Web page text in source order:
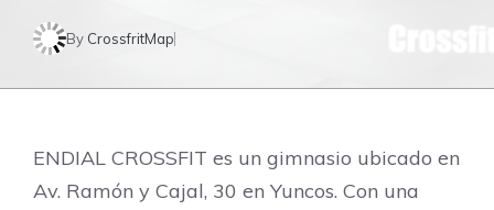
By CrossfritMap
ENDIAL CROSSFIT es un gimnasio ubicado en
Av. Ramón y Cajal, 30 en Yuncos. Con una